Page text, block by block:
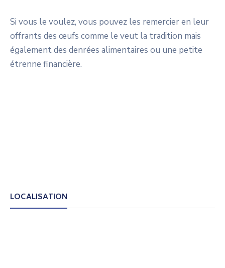
Si vous le voulez, vous pouvez les remercier en leur
offrants des œufs comme le veut la tradition mais
également des denrées alimentaires ou une petite
étrenne financière.
LOCALISATION